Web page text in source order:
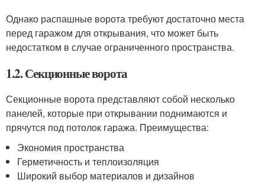
Однако распашные ворота требуют достаточно места
перед гаражом для открывания, что может быть
недостатком в случае ограниченного пространства.
1.2. Секционные ворота
Секционные ворота представляют собой несколько
панелей, которые при открывании поднимаются и
прячутся под потолок гаража. Преимущества:
Экономия пространства
Герметичность и теплоизоляция
Широкий выбор материалов и дизайнов